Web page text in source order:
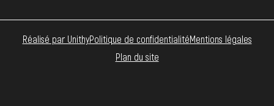
Réalisé par UnithyPolitique de confidentialitéMentions légales
Plan du site